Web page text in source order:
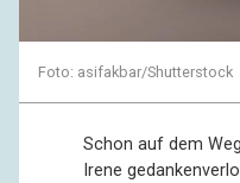
Foto: asifakbar/Shutterstock
Schon auf dem
Irene